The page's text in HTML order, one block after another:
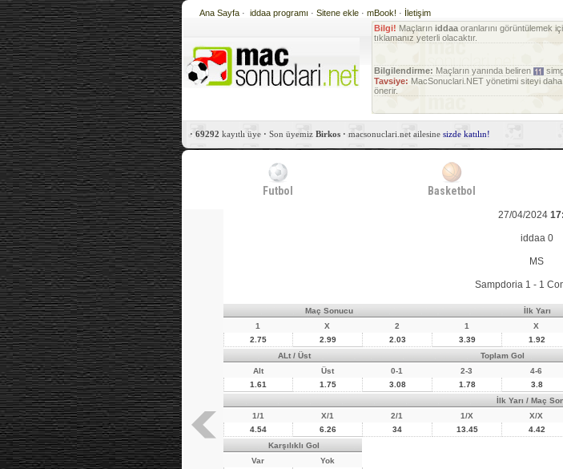
Ana Sayfa · iddaa programı · Sitene ekle · mBook! · İletişim
Bilgi! Maçların iddaa oranlarını görüntülemek
tıklamanız yeterli olacaktır.
Bilgilendirme: Maçların yanında beliren
Tavsiye: MacSonuclari.NET yönetimi siteyi
önerir.
· 69292 kayıtlı üye · Son üyemiz Birkos · macsonuclari.net ailesine sizde katılın!
Futbol Basketbol
27/04/2024
iddaa 0
MS
Sampdoria 1 - 1
Maç Sonucu İlk Yarı
1
X 2 1 X
2.75
2.99 2.03 3.39 1.92
ALt / Üst
Toplam Gol
Alt
Üst 0-1 2-3 4-6
1.61
1.75 3.08 1.78 3.8
İlk Yarı / Maç
1/1
X/1 2/1 1/X X/X
4.54
6.26 34 13.45 4.42
Karşılıklı Gol
Var
Yok